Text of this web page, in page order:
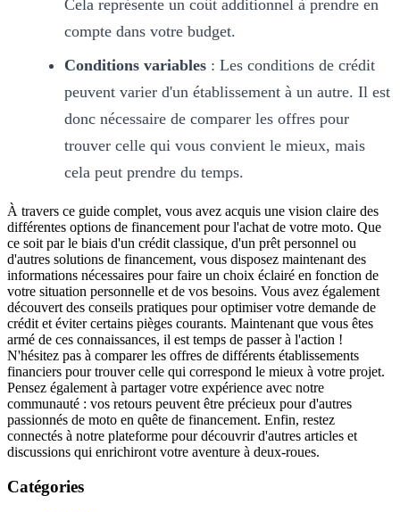
Cela représente un coût additionnel à prendre en
compte dans votre budget.
Conditions variables : Les conditions de crédit
peuvent varier d'un établissement à un autre. Il est
donc nécessaire de comparer les offres pour
trouver celle qui vous convient le mieux, mais
cela peut prendre du temps.
À travers ce guide complet, vous avez acquis une vision claire des
différentes options de financement pour l'achat de votre moto. Que
ce soit par le biais d'un crédit classique, d'un prêt personnel ou
d'autres solutions de financement, vous disposez maintenant des
informations nécessaires pour faire un choix éclairé en fonction de
votre situation personnelle et de vos besoins. Vous avez également
découvert des conseils pratiques pour optimiser votre demande de
crédit et éviter certains pièges courants. Maintenant que vous êtes
armé de ces connaissances, il est temps de passer à l'action !
N'hésitez pas à comparer les offres de différents établissements
financiers pour trouver celle qui correspond le mieux à votre projet.
Pensez également à partager votre expérience avec notre
communauté : vos retours peuvent être précieux pour d'autres
passionnés de moto en quête de financement. Enfin, restez
connectés à notre plateforme pour découvrir d'autres articles et
discussions qui enrichiront votre aventure à deux-roues.
Catégories